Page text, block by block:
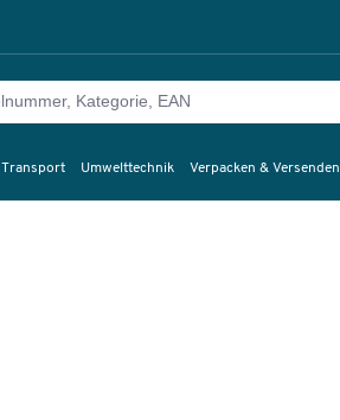
Transport Umwelttechnik Verpacken & Versenden